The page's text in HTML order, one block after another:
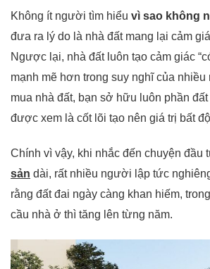
Không ít người tìm hiểu vì sao không
đưa ra lý do là nhà đất mang lại cảm
Ngược lại, nhà đất luôn tạo cảm giác
mạnh mẽ hơn trong suy nghĩ của
mua nhà đất, bạn sở hữu luôn phần
được xem là cốt lõi tạo nên giá trị bất
Chính vì vậy, khi nhắc đến chuyện đầu
sản dài, rất nhiều người lập tức
rằng đất đai ngày càng khan hiếm,
cầu nhà ở thì tăng lên từng năm.